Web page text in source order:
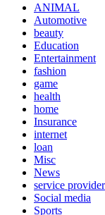
ANIMAL
Automotive
beauty
Education
Entertainment
fashion
game
health
home
Insurance
internet
loan
Misc
News
service provider
Social media
Sports